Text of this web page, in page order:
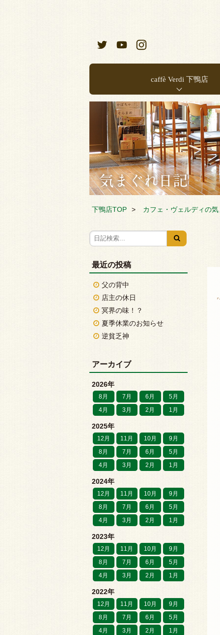
caffè Verdi 下鴨店
下鴨店TOP カフェ・ヴェルディの
最近の投稿
父の背中
店主の休日
冥界の味！？
夏季休業のお知らせ
逆貧乏神
アーカイブ
2026年
8月 7月 6月
5月
4月
3月 2月 1月
2025年
12月 11月 10月
9月
8月
7月 6月
5月
4月
3月 2月 1月
2024年
12月 11月 10月
9月
8月
7月 6月
5月
4月
3月 2月 1月
2023年
12月 11月 10月
9月
8月
7月 6月
5月
4月
3月 2月 1月
2022年
12月 11月 10月
9月
8月
7月 6月
5月
4月
3月 2月 1月